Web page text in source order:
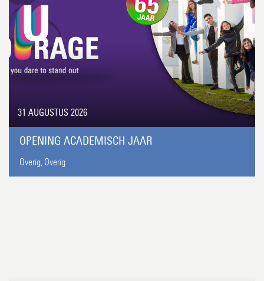
31 AUGUSTUS 2026
OPENING ACADEMISCH JAAR
Overig, Overig